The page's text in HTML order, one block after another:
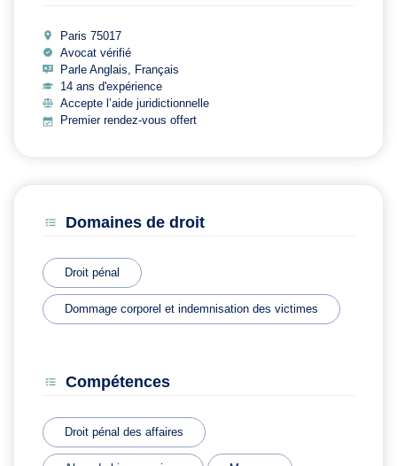
Paris 75017
Avocat vérifié
Parle Anglais, Français
14 ans d'expérience
Accepte l’aide juridictionnelle
Premier rendez-vous offert
Domaines de droit
Droit pénal
Dommage corporel et indemnisation des victimes
Compétences
Droit pénal des affaires